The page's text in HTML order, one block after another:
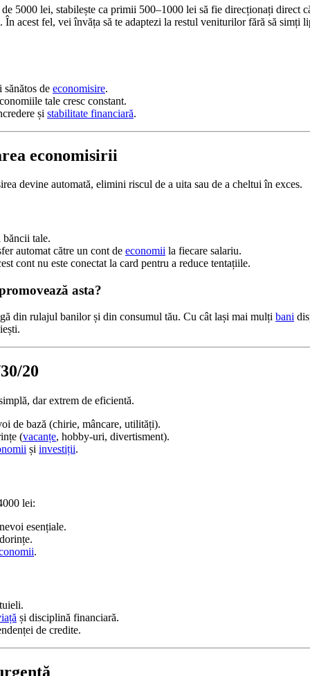
5000 lei, stabilește ca primii 500–1000 lei să fie direcționați direct
. În acest fel, vei învăța să te adaptezi la restul veniturilor fără să simți
de economisire.
tale cresc constant.
și stabilitate financiară.
economisirii
devine automată, elimini riscul de a uita sau de a cheltui în exces.
tale.
automat către un cont de economii la fiecare salariu.
cont nu este conectat la card pentru a reduce tentațiile.
asta?
din rulajul banilor și din consumul tău. Cu cât lași mai mulți bani
20
dar extrem de eficientă.
de bază (chirie, mâncare, utilități).
(vacanțe, hobby-uri, divertisment).
și investiții.
lei:
esențiale.
.
și disciplină financiară.
de credite.